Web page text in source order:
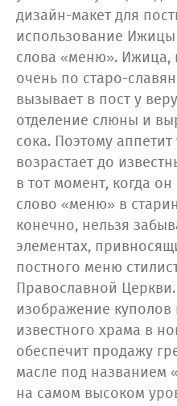
дизайн-макет для
использование
слова «меню». Ижица,
очень по старо-
вызывает в пост у
отделение слюны и
сока. Поэтому
возрастает до
в тот момент, когда
слово «меню» в
конечно, нельзя
элементах,
постного меню
Православной
изображение куполов
известного храма в
обеспечит продажу
масле под названием
на самом высоком